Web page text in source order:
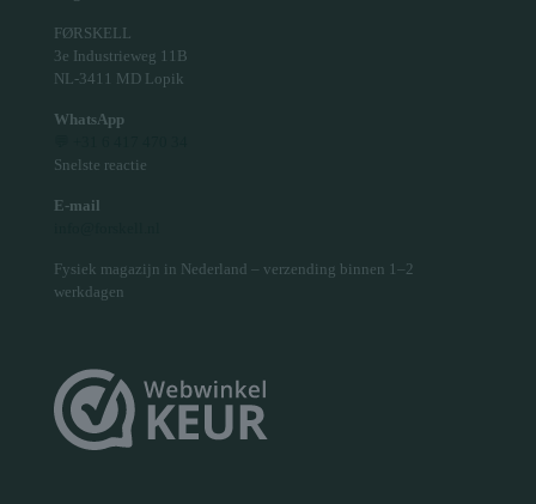
FØRSKELL
3e Industrieweg 11B
NL-3411 MD Lopik
WhatsApp
Snelste reactie
E-mail
Fysiek magazijn in Nederland – verzending binnen 1–2
werkdagen